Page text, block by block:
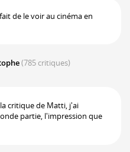
de le voir au cinéma en
(785 critiques)
critique de Matti, j'ai
partie, l'impression que